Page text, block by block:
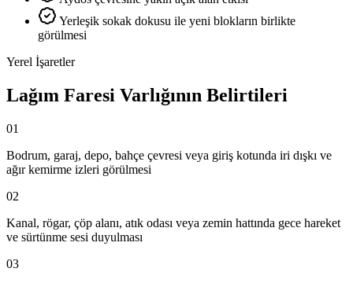
Yerleşik sokak dokusu ile yeni blokların birlikte
görülmesi
Yerel İşaretler
Lağım Faresi Varlığının Belirtileri
01
Bodrum, garaj, depo, bahçe çevresi veya giriş kotunda iri dışkı ve
ağır kemirme izleri görülmesi
02
Kanal, rögar, çöp alanı, atık odası veya zemin hattında gece hareket
ve sürtünme sesi duyulması
03